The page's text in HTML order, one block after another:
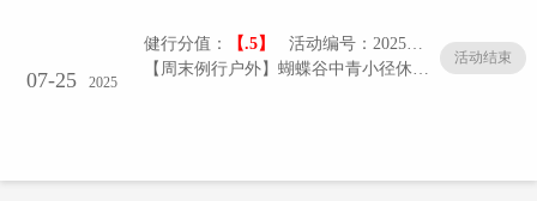
07-25 2025
健行分值： 【.5】
活动编号：20250725-01/005
【周末例行户外】蝴蝶谷中青小径休闲徒步（2025年第4期）
活动结束